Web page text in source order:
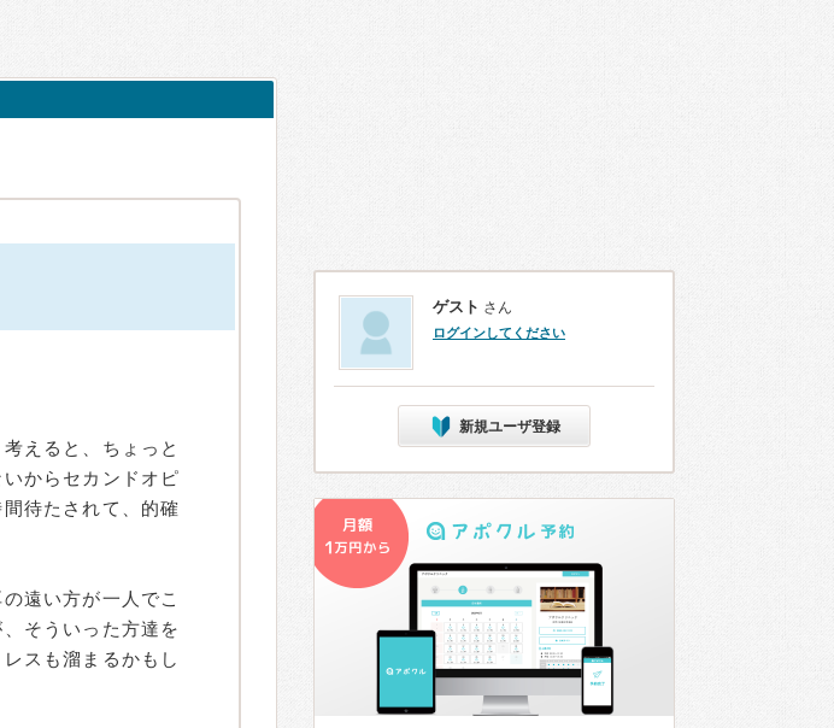
えると、ちょっと
からセカンドオピ
待たされて、的確
遠い方が一人でこ
そういった方達を
スも溜まるかもし
ゲスト さん
ログインしてください
新規ユーザ登録